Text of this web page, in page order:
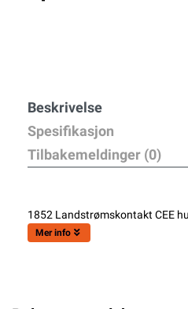
Beskrivelse
Spesifikasjon
Tilbakemeldinger (0)
1852 Landstrømskontakt CEE
Mer info